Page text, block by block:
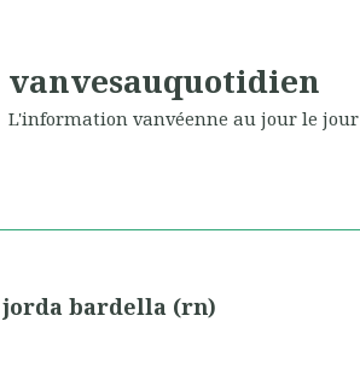
vanvesauquotidien
L'information vanvéenne au jour le jour
jorda bardella (rn)